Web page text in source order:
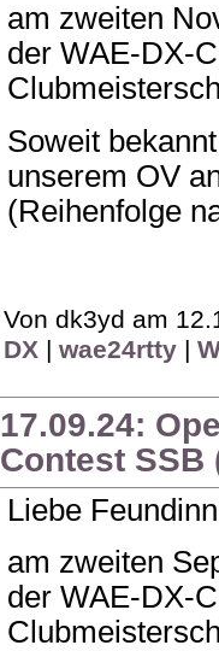
am zweiten
der WAE-DX-
Soweit
unserem OV
(Reihenfolge
Von dk3yd am
DX |wae24rtty |
17.09.24:
Contest SSB
Liebe
am zweiten
der WAE-DX-